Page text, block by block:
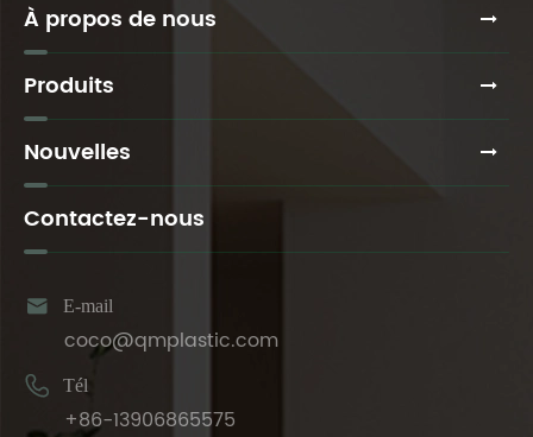
À propos de nous
Produits
Nouvelles
Contactez-nous
 E-mail
coco@qmplastic.com
 Tél
+86-13906865575